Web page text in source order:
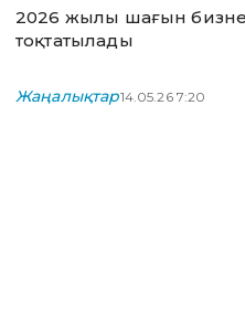
2026 жылы шағын
тоқтатылады
Жаңалықтар14.05.26 7:20